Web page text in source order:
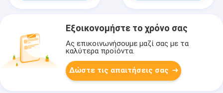
Εξοικονομήστε το χρόνο σας
Ας επικοινωνήσουμε μαζί σας με τα
καλύτερα προϊόντα.
Δώστε τις απαιτήσεις σας